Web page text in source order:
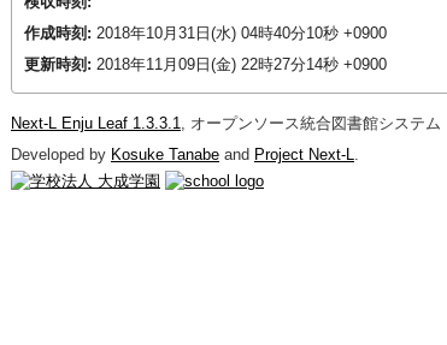
作成時刻: 2018年10月31日(水) 04時40分10秒 +0900
更新時刻: 2018年11月09日(金) 22時27分14秒 +0900
Next-L Enju Leaf 1.3.3.1, オープンソース統合図書館システム |
Developed by Kosuke Tanabe and Project Next-L.